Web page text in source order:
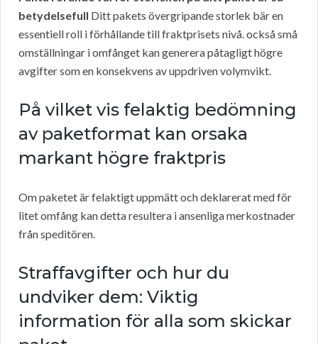
betydelsefull Ditt pakets övergripande storlek bär en
essentiell roll i förhållande till fraktprisets nivå. också små
omställningar i omfånget kan generera påtagligt högre
avgifter som en konsekvens av uppdriven volymvikt.
På vilket vis felaktig bedömning
av paketformat kan orsaka
markant högre fraktpris
Om paketet är felaktigt uppmätt och deklarerat med för
litet omfång kan detta resultera i ansenliga merkostnader
från speditören.
Straffavgifter och hur du
undviker dem: Viktig
information för alla som skickar